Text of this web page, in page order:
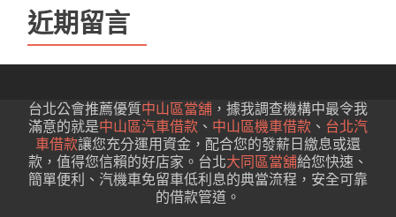
近期留言
台北公會推薦優質中山區當舖 ，據我調查機構中最令我
滿意的就是中山區汽車借款 、 中山區機車借款 、 台北汽
車借款讓您充分運用資金，配合您的發薪日繳息或還
款，值得您信賴的好店家。台北大同區當舖給您快速、
簡單便利、汽機車免留車低利息的典當流程，安全可靠
的借款管道。